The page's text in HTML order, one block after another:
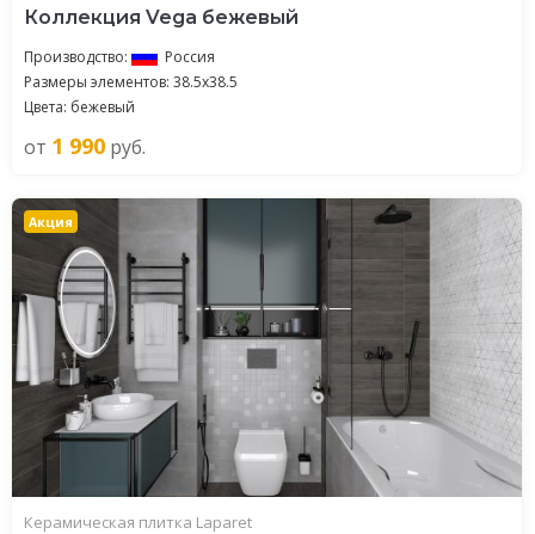
Коллекция Vega бежевый
Производство:
Россия
Размеры элементов: 38.5x38.5
Цвета: бежевый
от 1 990 руб.
Акция
Керамическая плитка Laparet